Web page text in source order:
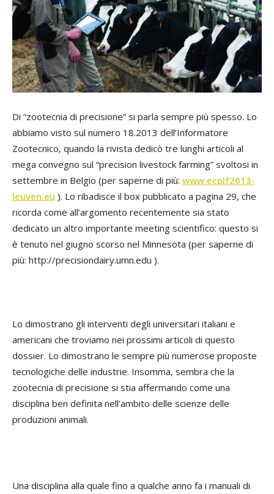
Di “zootecnia di precisione” si parla sempre più spesso. Lo
abbiamo visto sul numero 18.2013 dell’Informatore
Zootecnico, quando la rivista dedicò tre lunghi articoli al
mega convegno sul “precision livestock farming” svoltosi in
settembre in Belgio (per saperne di più: www.ecplf2013-
leuven.eu ). Lo ribadisce il box pubblicato a pagina 29, che
ricorda come all’argomento recentemente sia stato
dedicato un altro importante meeting scientifico: questo si
è tenuto nel giugno scorso nel Minnesota (per saperne di
più: http://precisiondairy.umn.edu ).
Lo dimostrano gli interventi degli universitari italiani e
americani che troviamo nei prossimi articoli di questo
dossier. Lo dimostrano le sempre più numerose proposte
tecnologiche delle industrie. Insomma, sembra che la
zootecnia di precisione si stia affermando come una
disciplina ben definita nell’ambito delle scienze delle
produzioni animali.
Una disciplina alla quale fino a qualche anno fa i manuali di